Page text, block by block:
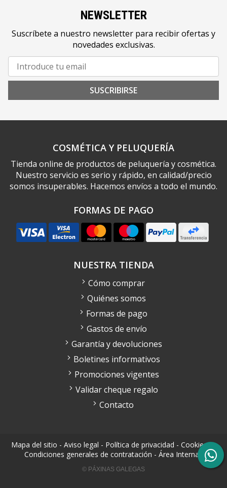
NEWSLETTER
Suscríbete a nuestro newsletter para recibir ofertas y
novedades exclusivas.
SUSCRIBIRSE
COSMÉTICA Y PELUQUERÍA
Tienda online de productos de peluquería y cosmética.
Nuestro servicio es serio y rápido, en calidad/precio
somos insuperables. Hacemos envíos a todo el mundo.
FORMAS DE PAGO
NUESTRA TIENDA
Cómo comprar
Quiénes somos
Formas de pago
Gastos de envío
Garantía y devoluciones
Boletines informativos
Promociones vigentes
Validar cheque regalo
Contacto
Mapa del sitio - Aviso legal - Política de privacidad - Cookies-
Condiciones generales de contratación - Área Interna
© PÁXINAS GALEGAS